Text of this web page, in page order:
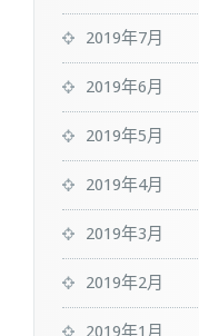
2019年7月
2019年6月
2019年5月
2019年4月
2019年3月
2019年2月
2019年1月